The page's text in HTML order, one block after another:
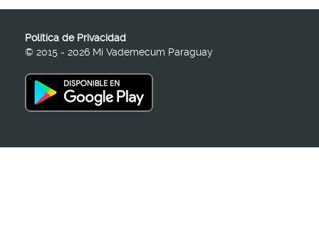
Política de Privacidad
© 2015 - 2026 Mi Vademecum Paraguay